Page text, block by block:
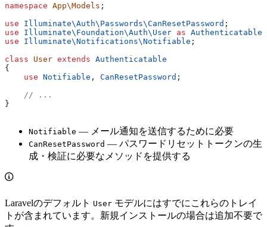
namespace App\Models ;
use Illuminate\Auth\Passwords\CanResetPassword ;
use Illuminate\Foundation\Auth\ User as Authenticatable
use Illuminate\Notifications\Notifiable ;
class User extends Authenticatable
{
    use
Notifiable , CanResetPassword ;
    // ...
}
Notifiable — メール通知を送信するために必要
CanResetPassword — パスワードリセットトークンの生
成・検証に必要なメソッドを提供する
Laravelのデフォルト User モデルにはすでにこれらのトレイ
トが含まれています。新規インストールの場合は追加不要で